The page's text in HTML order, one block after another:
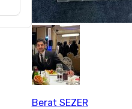
Berat SEZER